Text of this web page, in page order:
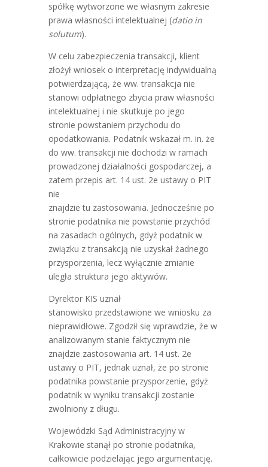
spółkę wytworzone we własnym zakresie
prawa własności intelektualnej (datio in
solutum).
W celu zabezpieczenia transakcji, klient
złożył wniosek o interpretację indywidualną
potwierdzającą, że ww. transakcja nie
stanowi odpłatnego zbycia praw własności
intelektualnej i nie skutkuje po jego
stronie powstaniem przychodu do
opodatkowania. Podatnik wskazał m. in. że
do ww. transakcji nie dochodzi w ramach
prowadzonej działalności gospodarczej, a
zatem przepis art. 14 ust. 2e ustawy o PIT
nie
znajdzie tu zastosowania. Jednocześnie po
stronie podatnika nie powstanie przychód
na zasadach ogólnych, gdyż podatnik w
związku z transakcją nie uzyskał żadnego
przysporzenia, lecz wyłącznie zmianie
uległa struktura jego aktywów.
Dyrektor KIS uznał
stanowisko przedstawione we wniosku za
nieprawidłowe. Zgodził się wprawdzie, że w
analizowanym stanie faktycznym nie
znajdzie zastosowania art. 14 ust. 2e
ustawy o PIT, jednak uznał, że po stronie
podatnika powstanie przysporzenie, gdyż
podatnik w wyniku transakcji zostanie
zwolniony z długu.
Wojewódzki Sąd Administracyjny w
Krakowie stanął po stronie podatnika,
całkowicie podzielając jego argumentację.